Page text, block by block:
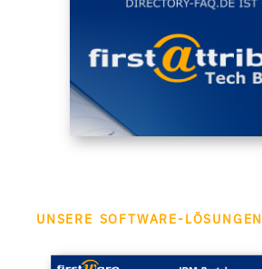
UNSERE SOFTWARE-LÖSUNGEN